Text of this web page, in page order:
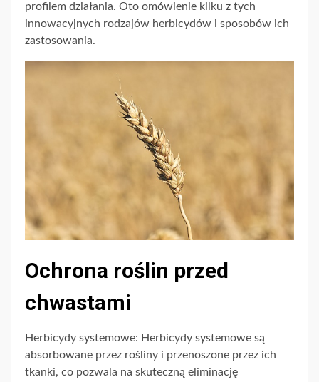
profilem działania. Oto omówienie kilku z tych
innowacyjnych rodzajów herbicydów i sposobów ich
zastosowania.
Ochrona roślin przed
chwastami
Herbicydy systemowe: Herbicydy systemowe są
absorbowane przez rośliny i przenoszone przez ich
tkanki, co pozwala na skuteczną eliminację